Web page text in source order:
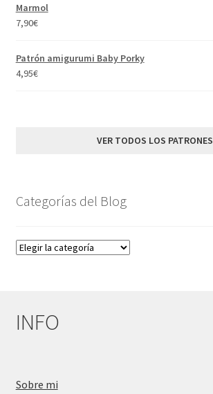
Marmol
7,90€
Patrón amigurumi Baby Porky
4,95€
VER TODOS LOS PATRONES
Categorías del Blog
Categorías
INFO
Sobre mi